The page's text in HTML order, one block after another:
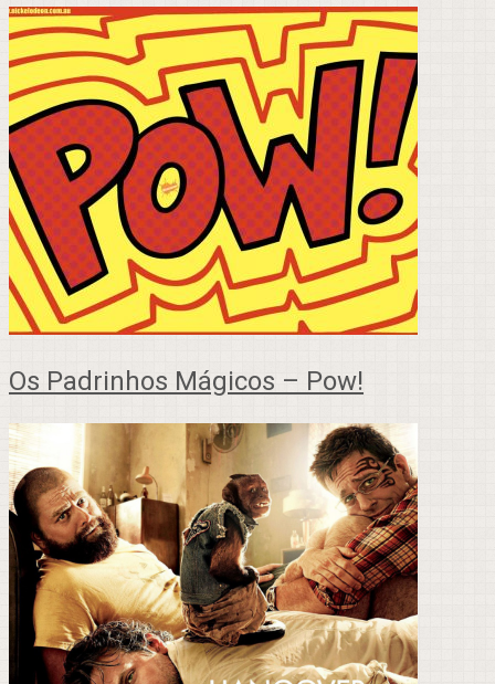
Os Padrinhos Mágicos – Pow!